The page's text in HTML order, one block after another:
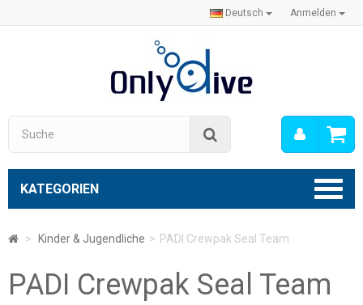
Anmelden
Deutsch
Mein
Konto
KATEGORIEN
> Kinder & Jugendliche > PADI Crewpak Seal Team
PADI Crewpak Seal Team